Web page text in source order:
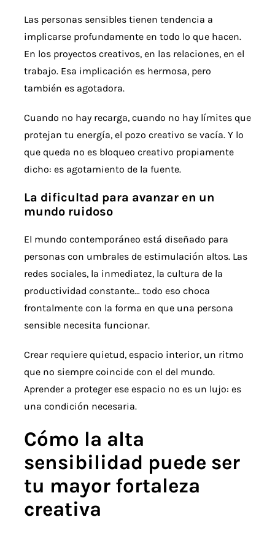
Las personas sensibles tienen tendencia a
implicarse profundamente en todo lo que hacen.
En los proyectos creativos, en las relaciones, en el
trabajo. Esa implicación es hermosa, pero
también es agotadora.
Cuando no hay recarga, cuando no hay límites que
protejan tu energía, el pozo creativo se vacía. Y lo
que queda no es bloqueo creativo propiamente
dicho: es agotamiento de la fuente.
La dificultad para avanzar en un
mundo ruidoso
El mundo contemporáneo está diseñado para
personas con umbrales de estimulación altos. Las
redes sociales, la inmediatez, la cultura de la
productividad constante… todo eso choca
frontalmente con la forma en que una persona
sensible necesita funcionar.
Crear requiere quietud, espacio interior, un ritmo
que no siempre coincide con el del mundo.
Aprender a proteger ese espacio no es un lujo: es
una condición necesaria.
Cómo la alta
sensibilidad puede ser
tu mayor fortaleza
creativa